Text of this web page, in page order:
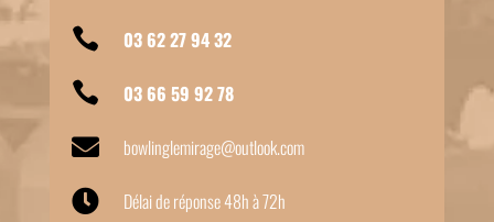
 03 62 27 94 32
 03 66 59 92 78
 bowlinglemirage@outlook.com
 Délai de réponse 48h à 72h